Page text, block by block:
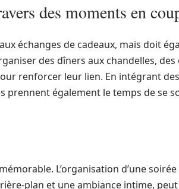
des moments en
échanges de cadeaux, mais doit
des dîners aux chandelles, des
renforcer leur lien. En intégrant
prennent également le temps de se
L’organisation d’une
plan et une ambiance intime,